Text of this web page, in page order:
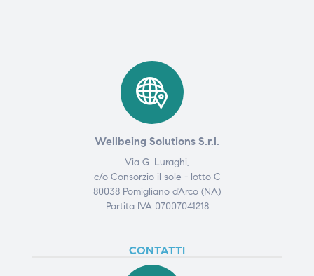
Wellbeing Solutions S.r.l.
Via G. Luraghi,
c/o Consorzio il sole - lotto C
80038 Pomigliano d'Arco (NA)
Partita IVA 07007041218
CONTATTI